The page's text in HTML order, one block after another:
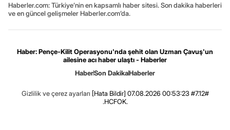
Haberler.com: Türkiye’nin en kapsamlı haber sitesi. Son dakika haberleri
ve en güncel gelişmeler Haberler.com’da.
Haber: Pençe-Kilit Operasyonu'nda şehit olan Uzman Çavuş'un
ailesine acı haber ulaştı - Haberler
HaberSon DakikaHaberler
Gizlilik ve çerez ayarları [Hata Bildir] 07.08.2026 00:53:23 #7.12#
.HCFOK.